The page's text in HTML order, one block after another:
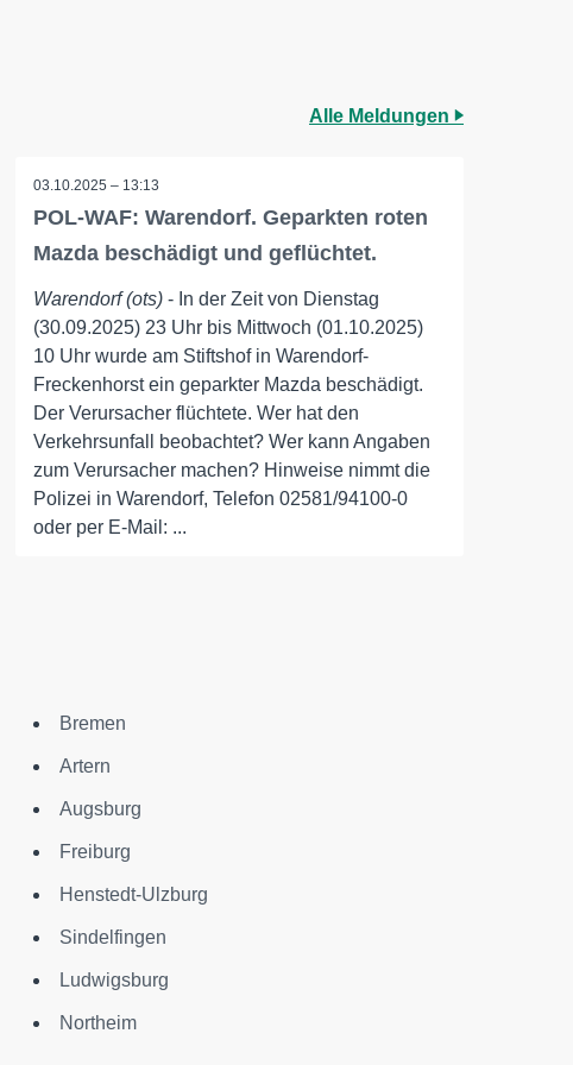
Alle Meldungen
03.10.2025 – 13:13
POL-WAF: Warendorf. Geparkten roten
Mazda beschädigt und geflüchtet.
Warendorf (ots) - In der Zeit von Dienstag
(30.09.2025) 23 Uhr bis Mittwoch (01.10.2025)
10 Uhr wurde am Stiftshof in Warendorf-
Freckenhorst ein geparkter Mazda beschädigt.
Der Verursacher flüchtete. Wer hat den
Verkehrsunfall beobachtet? Wer kann Angaben
zum Verursacher machen? Hinweise nimmt die
Polizei in Warendorf, Telefon 02581/94100-0
oder per E-Mail: ...
Bremen
Artern
Augsburg
Freiburg
Henstedt-Ulzburg
Sindelfingen
Ludwigsburg
Northeim